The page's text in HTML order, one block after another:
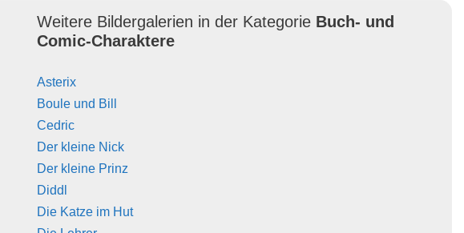
Weitere Bildergalerien in der Kategorie Buch- und
Comic-Charaktere
Asterix
Boule und Bill
Cedric
Der kleine Nick
Der kleine Prinz
Diddl
Die Katze im Hut